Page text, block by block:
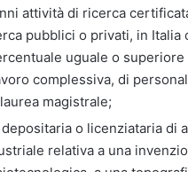
attività di ricerca
pubblici o privati, in Italia
uguale o superiore
complessiva, di
magistrale;
o licenziataria di
relativa a una